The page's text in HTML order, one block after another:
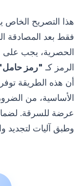
هذا التصريح الخاص
فقط بعد المصادقة
الحصرية، يجب على
الرمز كـ "رمز
أن هذه الطريقة
الأساسية، من
وطبق آليات لتجديد